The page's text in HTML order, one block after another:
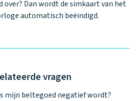
over? Dan wordt de simkaart van het
automatisch beëindigd.
vragen
mijn beltegoed negatief wordt?